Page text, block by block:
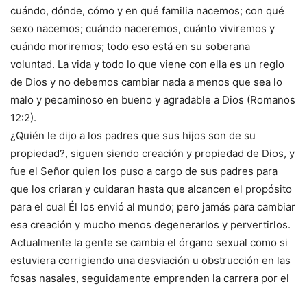
cuándo, dónde, cómo y en qué familia nacemos; con qué
sexo nacemos; cuándo naceremos, cuánto viviremos y
cuándo moriremos; todo eso está en su soberana
voluntad. La vida y todo lo que viene con ella es un reglo
de Dios y no debemos cambiar nada a menos que sea lo
malo y pecaminoso en bueno y agradable a Dios (Romanos
12:2).
¿Quién le dijo a los padres que sus hijos son de su
propiedad?, siguen siendo creación y propiedad de Dios, y
fue el Señor quien los puso a cargo de sus padres para
que los criaran y cuidaran hasta que alcancen el propósito
para el cual Él los envió al mundo; pero jamás para cambiar
esa creación y mucho menos degenerarlos y pervertirlos.
Actualmente la gente se cambia el órgano sexual como si
estuviera corrigiendo una desviación u obstrucción en las
fosas nasales, seguidamente emprenden la carrera por el